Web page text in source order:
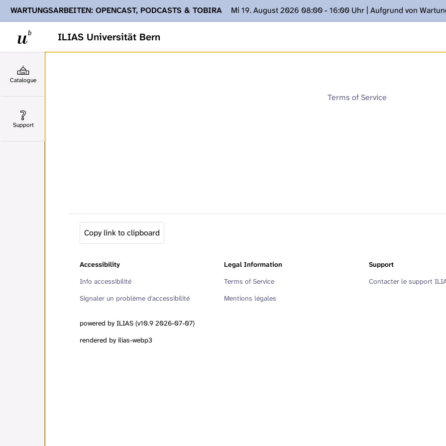
ILIAS Universität Bern
WARTUNGSARBEITEN: OPENCAST, PODCASTS & TOBIRA
Mi 19. August 2026 08:00 - 16:00 Uhr | Aufgrund von
Ihnen Podcasts, Opencast-Videos und Tobira nicht zur Verfügung stehen. Kontakt: www.podcast.unibe.ch
Catalogue
Support
Terms of Service
Copy link to clipboard
Accessibility
Info accessibilité
Signaler un problème d'accessibilité
Legal Information
Terms of Service
Mentions légales
Support
Contacter le support
powered by ILIAS (v10.9 2026-07-07)
rendered by ilias-webp3